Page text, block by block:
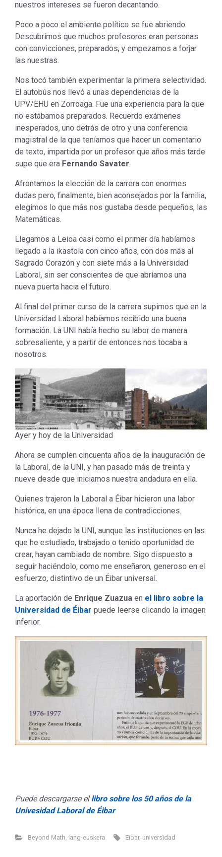
nuestros intereses se fueron decantando.
Poco a poco el ambiente político se fue abriendo.
Descubrimos que muchos profesores eran personas
con convicciones, preparados, y empezamos a forjar
las nuestras.
Nos tocó también experimentar la primera selectividad.
El autobús nos llevó a unas dependencias de la
UPV/EHU en Zorroaga. Fue una experiencia para la que
no estábamos preparados. Recuerdo exámenes
inesperados, uno detrás de otro y una conferencia
magistral de la que teníamos que hacer un comentario
de texto, impartida por un profesor que años más tarde
supe que era Fernando Savater.
Afrontamos la elección de la carrera con enormes
dudas pero, finalmente, bien aconsejados por la familia,
elegimos lo que más nos gustaba desde pequeños, las
Matemáticas.
Llegamos a Leioa casi como el primer día habíamos
llegado a la ikastola con cinco años, con dos más al
Sagrado Corazón y con siete más a la Universidad
Laboral, sin ser conscientes de que abríamos una
nueva puerta hacia el futuro.
Al final del primer curso de la carrera supimos que en la
Universidad Laboral habíamos recibido una buena
formación. La UNI había hecho su labor de manera
sobresaliente, y a partir de entonces nos tocaba a
nosotros.
Ayer y hoy de la Universidad
Ahora se cumplen cincuenta años de la inauguración de
la Laboral, de la UNI, y han pasado más de treinta y
nueve desde que iniciamos nuestra andadura en ella.
Quienes trajeron la Laboral a Éibar hicieron una labor
histórica, en una época llena de contradicciones.
Nunca he dejado la UNI, aunque las instituciones en las
que he estudiado, trabajado o tenido oportunidad de
crear, hayan cambiado de nombre. Sigo dispuesto a
seguir haciéndolo, como me enseñaron, generoso en el
esfuerzo, distintivo de un Éibar universal.
La aportación de Enrique Zuazua en el libro sobre la
Universidad de Éibar puede leerse clicando la imagen
inferior.
Puede descargarse ellibro sobre los 50 años de la
Univesidad Laboral de Éibar
Beyond Math lang-euskera Eibar, universidad